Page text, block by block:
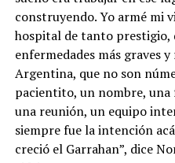
construyendo. Yo armé mi
hospital de tanto prestigio,
enfermedades más graves
Argentina, que no son
pacientito, un nombre, una
una reunión, un equipo
siempre fue la intención
creció el Garrahan”, dice